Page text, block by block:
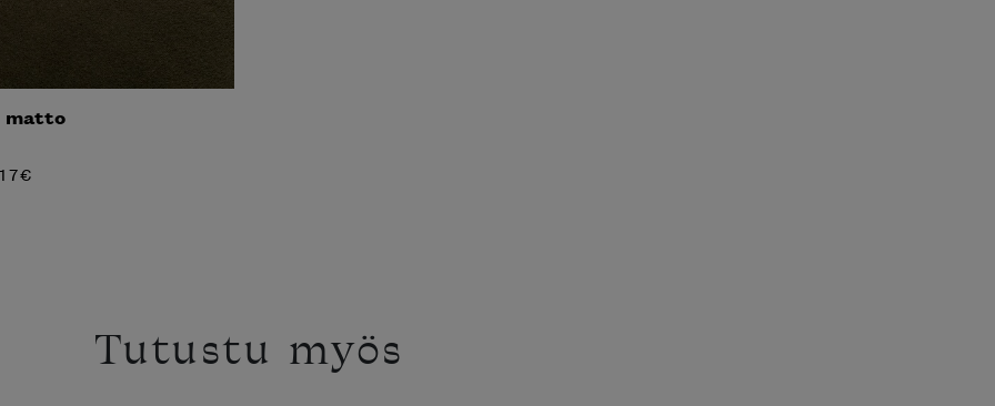
matto
€
Tutustu myös